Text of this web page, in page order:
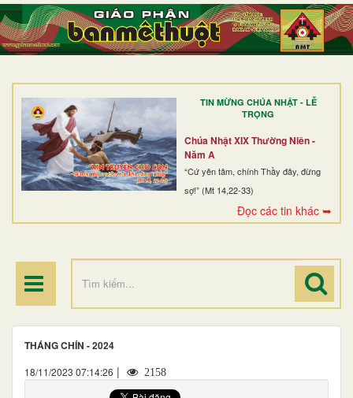
TIN MỪNG CHÚA NHẬT - LỄ
TRỌNG
Chúa Nhật XIX Thường Niên -
Năm A
“Cứ yên tâm, chính Thầy đây, đừng
sợ!” (Mt 14,22-33)
Đọc các tin khác ➥
TRANG NHẤT
GIỚI THIỆU
DÒNG TU
BAN MỤC VỤ
ĐOÀN THỂ CG
THÁNG CHÍN - 2024
18/11/2023 07:14:26 | 2158